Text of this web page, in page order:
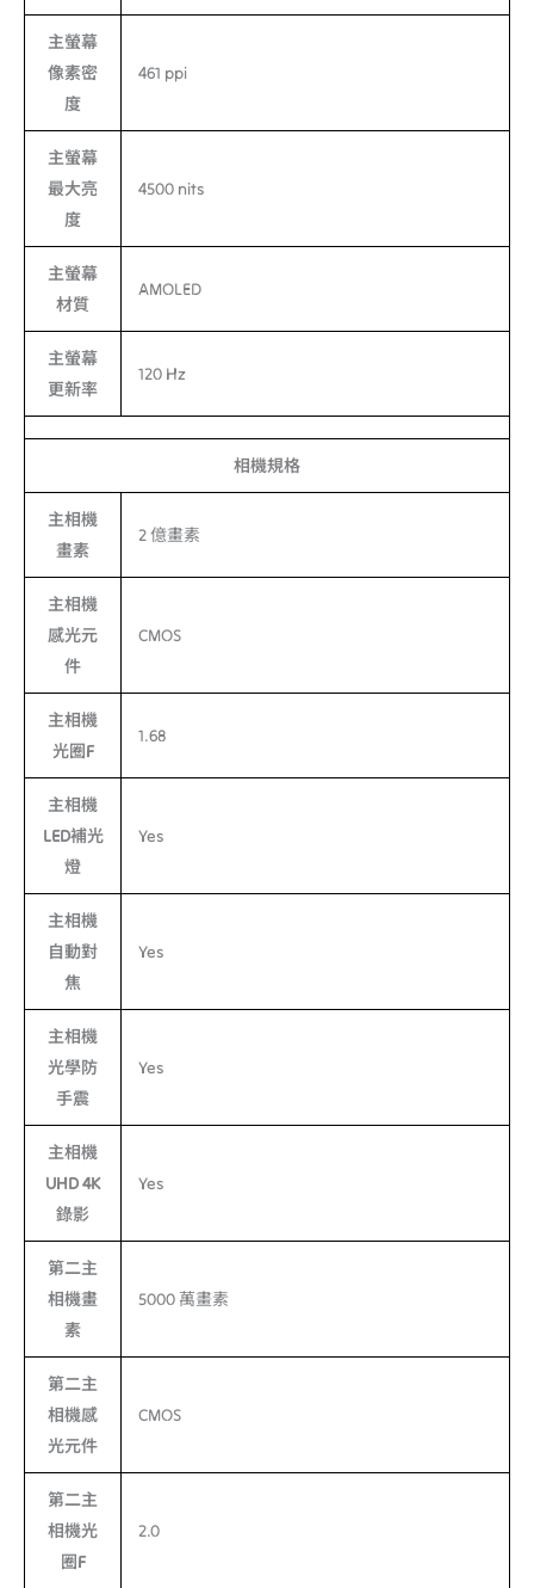
主螢幕
像素密
度
461 ppi
主螢幕
最大亮
度
4500 nits
主螢幕
材質
AMOLED
主螢幕
更新率
120 Hz
相機規格
主相機
畫素
2 億畫素
主相機
感光元
件
CMOS
主相機
光圈F
1.68
主相機
LED補光
燈
Yes
主相機
自動對
焦
Yes
主相機
光學防
手震
Yes
主相機
UHD 4K
錄影
Yes
第二主
相機畫
素
5000 萬畫素
第二主
相機感
光元件
CMOS
第二主
相機光
圈F
2.0